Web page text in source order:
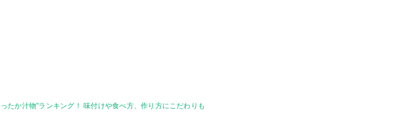
たか汁物"ランキング！ 味付けや食べ方、作り方にこだわりも